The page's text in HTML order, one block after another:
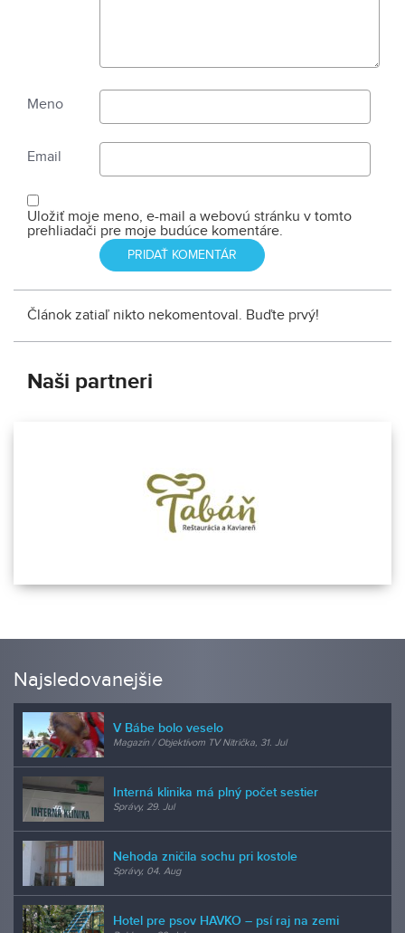
Meno
Email
Uložiť moje meno, e-mail a webovú stránku v tomto
prehliadači pre moje budúce komentáre.
Článok zatiaľ nikto nekomentoval. Buďte prvý!
Naši partneri
Najsledovanejšie
V Bábe bolo veselo
Magazín / Objektívom TV Nitrička, 31. Jul
Interná klinika má plný počet sestier
Správy, 29. Jul
Nehoda zničila sochu pri kostole
Správy, 04. Aug
Hotel pre psov HAVKO – psí raj na zemi